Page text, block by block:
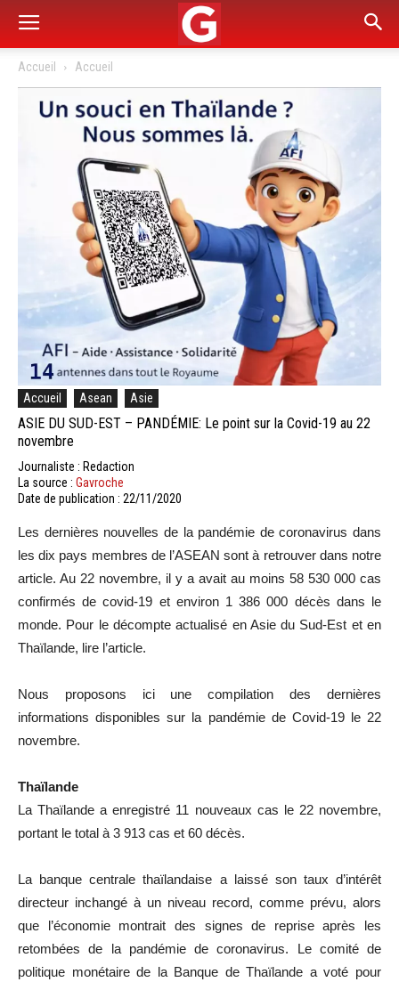
Accueil Accueil
Accueil Asean Asie
ASIE DU SUD-EST – PANDÉMIE: Le point sur la Covid-19 au 22
novembre
Journaliste : Redaction
La source : Gavroche
Date de publication : 22/11/2020
Les dernières nouvelles de la pandémie de coronavirus dans
les dix pays membres de l’ASEAN sont à retrouver dans notre
article. Au 22 novembre, il y a avait au moins 58 530 000 cas
confirmés de covid-19 et environ 1 386 000 décès dans le
monde. Pour le décompte actualisé en Asie du Sud-Est et en
Thaïlande, lire l’article.
Nous proposons ici une compilation des dernières
informations disponibles sur la pandémie de Covid-19 le 22
novembre.
Thaïlande
La Thaïlande a enregistré 11 nouveaux cas le 22 novembre,
portant le total à 3 913 cas et 60 décès.
La banque centrale thaïlandaise a laissé son taux d’intérêt
directeur inchangé à un niveau record, comme prévu, alors
que l’économie montrait des signes de reprise après les
retombées de la pandémie de coronavirus. Le comité de
politique monétaire de la Banque de Thaïlande a voté pour